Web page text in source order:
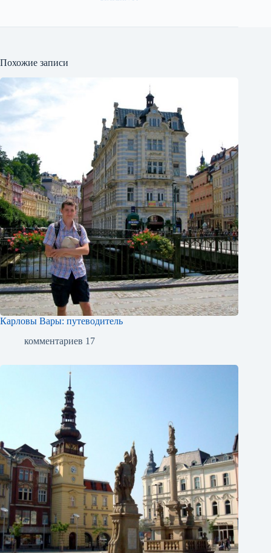
Похожие записи
Карловы Вары: путеводитель
комментариев 17